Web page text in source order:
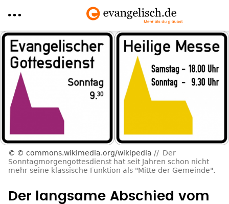
Direkt
zum
Inhalt
© commons.wikimedia.org/wikipedia
Der
Sonntagmorgengottesdienst hat seit Jahren schon nicht
mehr seine klassische Funktion als "Mitte der Gemeinde".
Der langsame Abschied vom